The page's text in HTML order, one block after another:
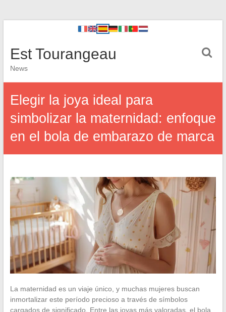
Est Tourangeau
News
Elegir la joya ideal para
simbolizar la maternidad: enfoque
en el bola de embarazo de marca
La maternidad es un viaje único, y muchas mujeres buscan
inmortalizar este período precioso a través de símbolos
cargados de significado. Entre las joyas más valoradas, el bola